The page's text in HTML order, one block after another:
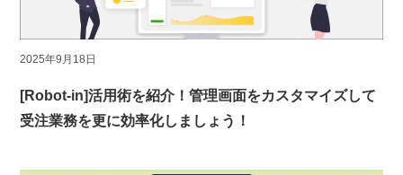
2025年9月18日
[Robot-in]活用術を紹介！管理画面をカスタマイズして
受注業務を更に効率化しましょう！